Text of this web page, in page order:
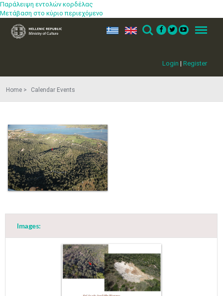
Παράλειψη εντολών κορδέλας
Μετάβαση στο κύριο περιεχόμενο
Login | Register
ελ en Search Menu
Home Calendar Events
Images: